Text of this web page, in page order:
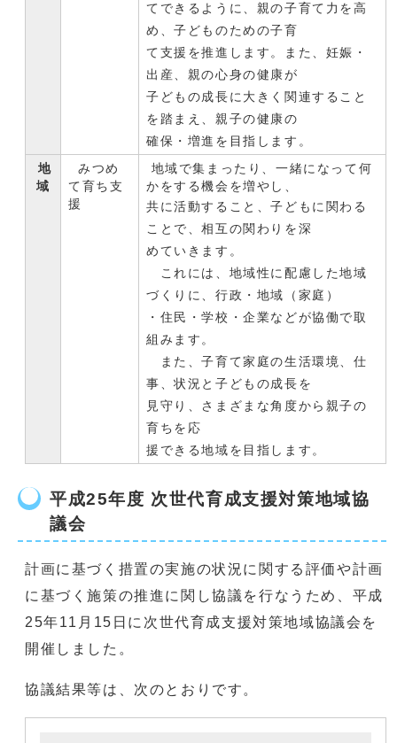
てできるように、親の子育て力を高
め、子どものための子育
て支援を推進します。また、妊娠・
出産、親の心身の健康が
子どもの成長に大きく関連すること
を踏まえ、親子の健康の
確保・増進を目指します。
地
域
みつめ
て育ち支
援
地域で集まったり、一緒になって何
かをする機会を増やし、
共に活動すること、子どもに関わる
ことで、相互の関わりを深
めていきます。
これには、地域性に配慮した地域
づくりに、行政・地域（家庭）
・住民・学校・企業などが協働で取
組みます。
また、子育て家庭の生活環境、仕
事、状況と子どもの成長を
見守り、さまざまな角度から親子の
育ちを応
援できる地域を目指します。
平成25年度 次世代育成支援対策地域協
議会
計画に基づく措置の実施の状況に関する評価や計画
に基づく施策の推進に関し協議を行なうため、平成
25年11月15日に次世代育成支援対策地域協議会を
開催しました。
協議結果等は、次のとおりです。